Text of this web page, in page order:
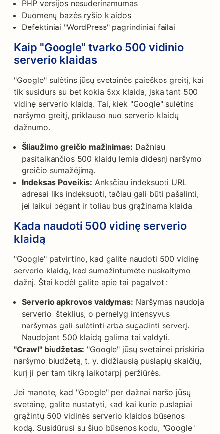
PHP versijos nesuderinamumas
Duomenų bazės ryšio klaidos
Defektiniai "WordPress" pagrindiniai failai
Kaip "Google" tvarko 500 vidinio
serverio klaidas
"Google" sulėtins jūsų svetainės paieškos greitį, kai
tik susidurs su bet kokia 5xx klaida, įskaitant 500
vidinę serverio klaidą. Tai, kiek "Google" sulėtins
naršymo greitį, priklauso nuo serverio klaidų
dažnumo.
Šliaužimo greičio mažinimas: Dažniau
pasitaikančios 500 klaidų lemia didesnį naršymo
greičio sumažėjimą.
Indeksas Poveikis: Anksčiau indeksuoti URL
adresai liks indeksuoti, tačiau gali būti pašalinti,
jei laikui bėgant ir toliau bus grąžinama klaida.
Kada naudoti 500 vidinę serverio
klaidą
"Google" patvirtino, kad galite naudoti 500 vidinę
serverio klaidą, kad sumažintumėte nuskaitymo
dažnį. Štai kodėl galite apie tai pagalvoti:
Serverio apkrovos valdymas: Naršymas naudoja
serverio išteklius, o pernelyg intensyvus
naršymas gali sulėtinti arba sugadinti serverį.
Naudojant 500 klaidą galima tai valdyti.
"Crawl" biudžetas: "Google" jūsų svetainei priskiria
naršymo biudžetą, t. y. didžiausią puslapių skaičių,
kurį ji per tam tikrą laikotarpį peržiūrės.
Jei manote, kad "Google" per dažnai naršo jūsų
svetainę, galite nustatyti, kad kai kurie puslapiai
grąžintų 500 vidinės serverio klaidos būsenos
kodą. Susidūrusi su šiuo būsenos kodu, "Google"